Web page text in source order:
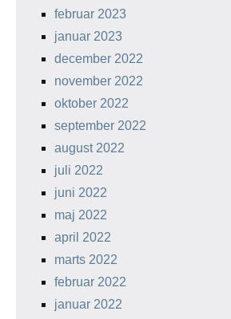
februar 2023
januar 2023
december 2022
november 2022
oktober 2022
september 2022
august 2022
juli 2022
juni 2022
maj 2022
april 2022
marts 2022
februar 2022
januar 2022